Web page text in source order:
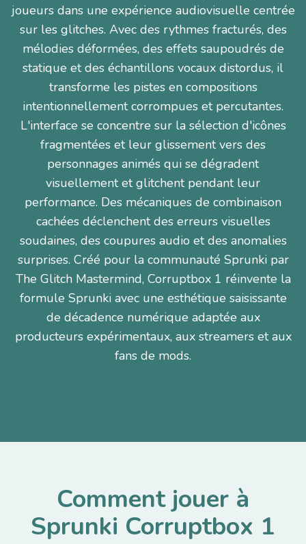
joueurs dans une expérience audiovisuelle centrée
sur les glitches. Avec des rythmes fracturés, des
mélodies déformées, des effets saupoudrés de
statique et des échantillons vocaux distordus, il
transforme les pistes en compositions
intentionnellement corrompues et percutantes.
L'interface se concentre sur la sélection d'icônes
fragmentées et leur glissement vers des
personnages animés qui se dégradent
visuellement et glitchent pendant leur
performance. Des mécaniques de combinaison
cachées déclenchent des erreurs visuelles
soudaines, des coupures audio et des anomalies
surprises. Créé pour la communauté Sprunki par
The Glitch Mastermind, Corruptbox 1 réinvente la
formule Sprunki avec une esthétique saisissante
de décadence numérique adaptée aux
producteurs expérimentaux, aux streamers et aux
fans de mods.
Comment jouer à
Sprunki Corruptbox 1